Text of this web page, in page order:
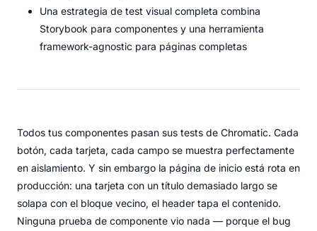
Una estrategia de test visual completa combina
Storybook para componentes y una herramienta
framework-agnostic para páginas completas
Todos tus componentes pasan sus tests de Chromatic. Cada
botón, cada tarjeta, cada campo se muestra perfectamente
en aislamiento. Y sin embargo la página de inicio está rota en
producción: una tarjeta con un título demasiado largo se
solapa con el bloque vecino, el header tapa el contenido.
Ninguna prueba de componente vio nada — porque el bug